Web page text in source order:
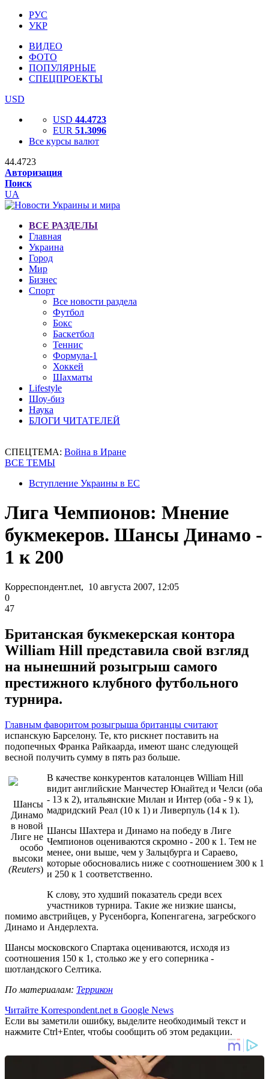
РУС
УКР
ВИДЕО
ФОТО
ПОПУЛЯРНЫЕ
СПЕЦПРОЕКТЫ
USD
USD 44.4723
EUR 51.3096
Все курсы валют
44.4723
Авторизация
Поиск
UA
ВСЕ РАЗДЕЛЫ
Главная
Украина
Город
Мир
Бизнес
Спорт
Все новости раздела
Футбол
Бокс
Баскетбол
Теннис
Формула-1
Хоккей
Шахматы
Lifestyle
Шоу-биз
Наука
БЛОГИ ЧИТАТЕЛЕЙ
СПЕЦТЕМА: Война в Иране
ВСЕ ТЕМЫ
Вступление Украины в ЕС
Лига Чемпионов: Мнение
букмекеров. Шансы Динамо -
1 к 200
Корреспондент.net, 10 августа 2007, 12:05
0
47
Британская букмекерская контора
Williаm Hill представила свой взгляд
на нынешний розыгрыш самого
престижного клубного футбольного
турнира.
Главным фаворитом розыгрыша британцы считают
испанскую Барселону. Те, кто рискнет поставить на
подопечных Франка Райкаарда, имеют шанс следующей
весной получить сумму в пять раз больше.
Шансы
Динамо
в новой
Лиге не
особо
высоки
(Reuters)
В качестве конкурентов каталонцев Williаm Hill
видит английские Манчестер Юнайтед и Челси (оба
- 13 к 2), итальянские Милан и Интер (оба - 9 к 1),
мадридский Реал (10 к 1) и Ливерпуль (14 к 1).
Шансы Шахтера и Динамо на победу в Лиге
Чемпионов оцениваются скромно - 200 к 1. Тем не
менее, они выше, чем у Зальцбурга и Сараево,
которые обосновались ниже с соотношением 300 к 1
и 250 к 1 соответственно.
К слову, это худший показатель среди всех
участников турнира. Такие же низкие шансы,
помимо австрийцев, у Русенборга, Копенгагена, загребского
Динамо и Андерлехта.
Шансы московского Спартака оцениваются, исходя из
соотношения 150 к 1, столько же у его соперника -
шотландского Селтика.
По материалам: Террикон
Читайте Korrespondent.net в Google News
Если вы заметили ошибку, выделите необходимый текст и
нажмите Ctrl+Enter, чтобы сообщить об этом редакции.